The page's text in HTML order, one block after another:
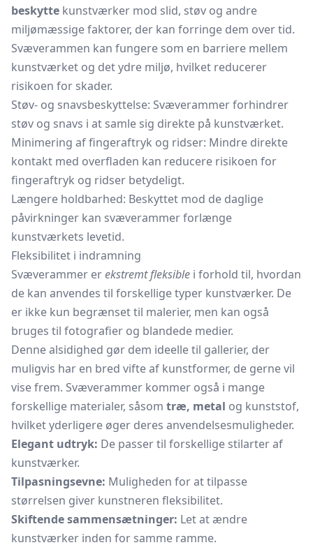
beskytte kunstværker mod slid, støv og andre
miljømæssige faktorer, der kan forringe dem over tid.
Svæverammen kan fungere som en barriere mellem
kunstværket og det ydre miljø, hvilket reducerer
risikoen for skader.
Støv- og snavsbeskyttelse: Svæverammer forhindrer
støv og snavs i at samle sig direkte på kunstværket.
Minimering af fingeraftryk og ridser: Mindre direkte
kontakt med overfladen kan reducere risikoen for
fingeraftryk og ridser betydeligt.
Længere holdbarhed: Beskyttet mod de daglige
påvirkninger kan svæverammer forlænge
kunstværkets levetid.
Fleksibilitet i indramning
Svæverammer erekstremt fleksible i forhold til, hvordan
de kan anvendes til forskellige typer kunstværker. De
er ikke kun begrænset til malerier, men kan også
bruges til fotografier og blandede medier.
Denne alsidighed gør dem ideelle til gallerier, der
muligvis har en bred vifte af kunstformer, de gerne vil
vise frem. Svæverammer kommer også i mange
forskellige materialer, såsom træ, metal og kunststof,
hvilket yderligere øger deres anvendelsesmuligheder.
Elegant udtryk: De passer til forskellige stilarter af
kunstværker.
Tilpasningsevne: Muligheden for at tilpasse
størrelsen giver kunstneren fleksibilitet.
Skiftende sammensætninger: Let at ændre
kunstværker inden for samme ramme.